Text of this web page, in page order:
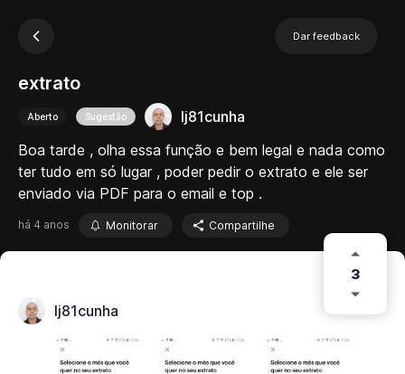
Dar feedback
extrato
Aberto Sugestão
lj81cunha
Boa tarde , olha essa função e bem legal e nada como
ter tudo em só lugar , poder pedir o extrato e ele ser
enviado via PDF para o email e top .
há 4 anos Monitorar Compartilhe
3
lj81cunha